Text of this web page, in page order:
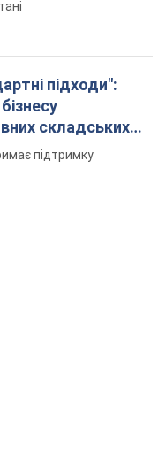
підходи":
складських
підтримку